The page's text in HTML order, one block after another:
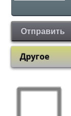
Отправить
Другое